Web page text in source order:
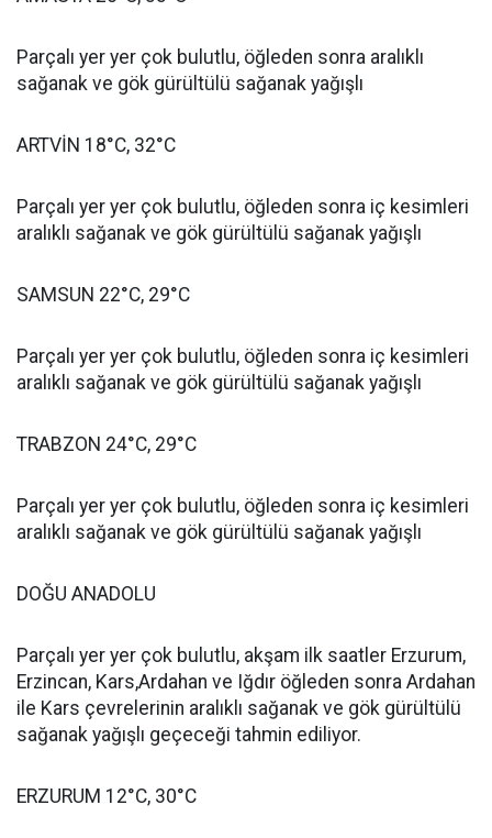
Parçalı yer yer çok bulutlu, öğleden sonra aralıklı
sağanak ve gök gürültülü sağanak yağışlı
ARTVİN 18°C, 32°C
Parçalı yer yer çok bulutlu, öğleden sonra iç kesimleri
aralıklı sağanak ve gök gürültülü sağanak yağışlı
SAMSUN 22°C, 29°C
Parçalı yer yer çok bulutlu, öğleden sonra iç kesimleri
aralıklı sağanak ve gök gürültülü sağanak yağışlı
TRABZON 24°C, 29°C
Parçalı yer yer çok bulutlu, öğleden sonra iç kesimleri
aralıklı sağanak ve gök gürültülü sağanak yağışlı
DOĞU ANADOLU
Parçalı yer yer çok bulutlu, akşam ilk saatler Erzurum,
Erzincan, Kars,Ardahan ve Iğdır öğleden sonra Ardahan
ile Kars çevrelerinin aralıklı sağanak ve gök gürültülü
sağanak yağışlı geçeceği tahmin ediliyor.
ERZURUM 12°C, 30°C